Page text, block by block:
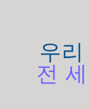
우
전